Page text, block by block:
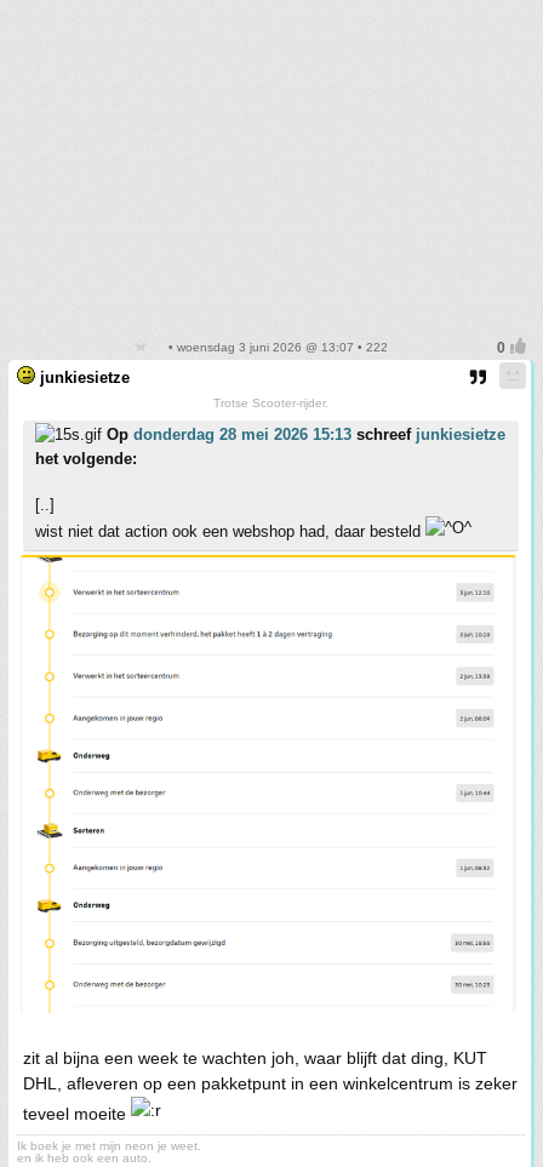
• woensdag 3 juni 2026 @ 13:07 • 222
junkiesietze
Trotse Scooter-rijder.
Op donderdag 28 mei 2026 15:13 schreef junkiesietze
het volgende:
[..]
wist niet dat action ook een webshop had, daar besteld
zit al bijna een week te wachten joh, waar blijft dat ding, KUT
DHL, afleveren op een pakketpunt in een winkelcentrum is zeker
teveel moeite
Ik boek je met mijn neon je weet.
en ik heb ook een auto.